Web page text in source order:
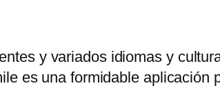
y variados idiomas y
es una formidable